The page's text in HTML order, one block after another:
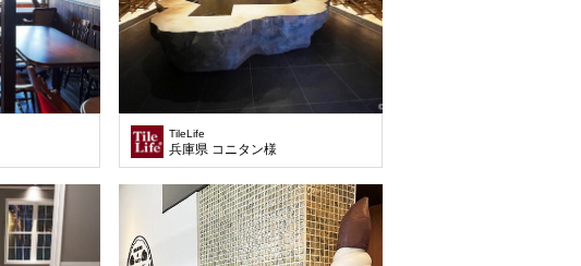
TileLife
兵庫県 コニタン様